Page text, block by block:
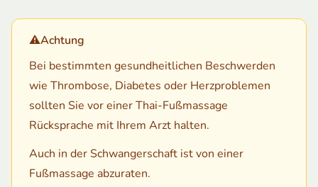
⚠️Achtung
Bei bestimmten gesundheitlichen Beschwerden
wie Thrombose, Diabetes oder Herzproblemen
sollten Sie vor einer Thai-Fußmassage
Rücksprache mit Ihrem Arzt halten.
Auch in der Schwangerschaft ist von einer
Fußmassage abzuraten.